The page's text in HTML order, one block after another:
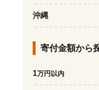
沖縄
寄付金額から
1万円以内